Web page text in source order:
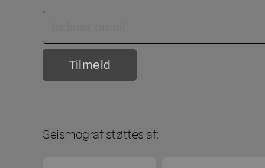
Seismograf støttes af: